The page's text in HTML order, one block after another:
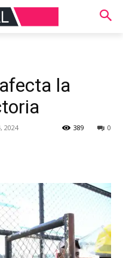
la
2024 0
389